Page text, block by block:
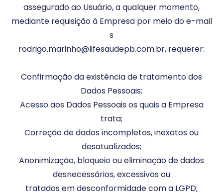
assegurado ao Usuário, a qualquer momento,
mediante requisição à Empresa por meio do e-mail
s
rodrigo.marinho@lifesaudepb.com.br, requerer:
Confirmação da existência de tratamento dos
Dados Pessoais;
Acesso aos Dados Pessoais os quais a Empresa
trata;
Correção de dados incompletos, inexatos ou
desatualizados;
Anonimização, bloqueio ou eliminação de dados
desnecessários, excessivos ou
tratados em desconformidade com a LGPD;